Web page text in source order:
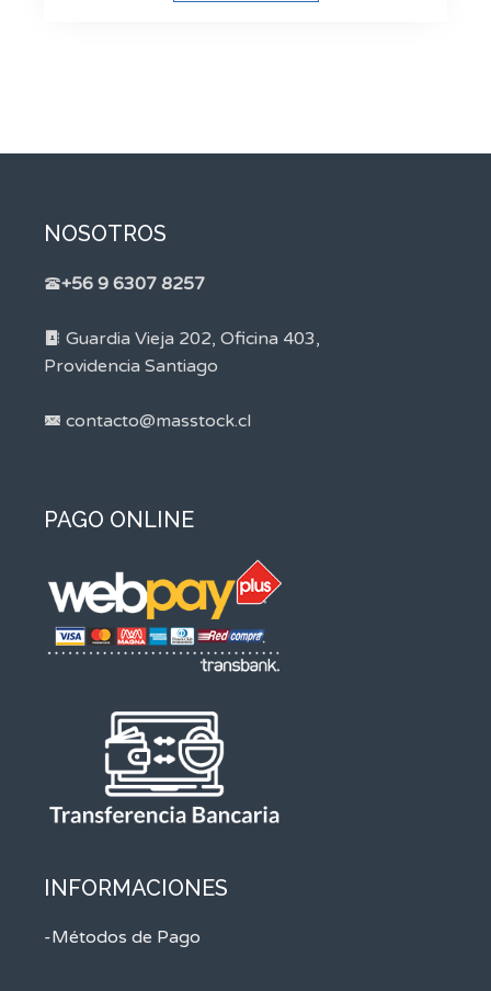
NOSOTROS
+56 9 6307 8257
Guardia Vieja 202, Oficina 403,
Providencia Santiago
contacto@masstock.cl
PAGO ONLINE
INFORMACIONES
-Métodos de Pago